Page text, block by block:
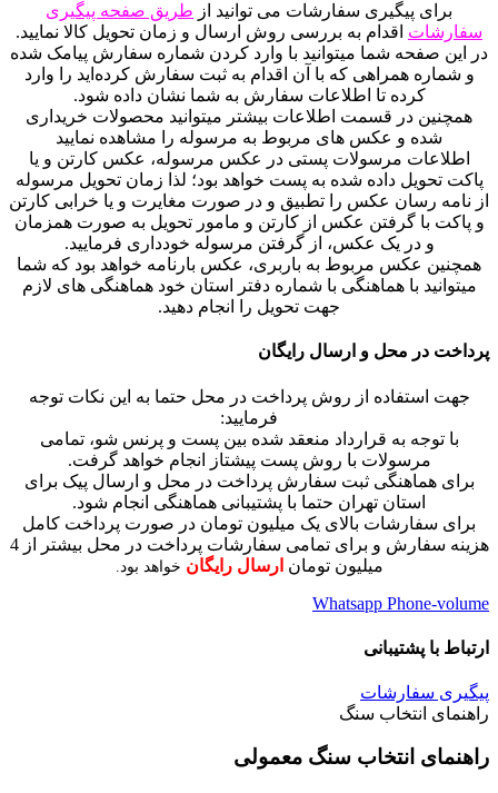
برای پیگیری سفارشات می توانید از طریق صفحه پیگیری
سفارشات اقدام به بررسی روش ارسال و زمان تحویل کالا نمایید.
در این صفحه شما میتوانید با وارد کردن شماره سفارش پیامک شده
و شماره همراهی که با آن اقدام به ثبت سفارش کرده‌اید را وارد
کرده تا اطلاعات سفارش به شما نشان داده شود.
همچنین در قسمت اطلاعات بیشتر میتوانید محصولات خریداری
شده و عکس های مربوط به مرسوله را مشاهده نمایید
اطلاعات مرسولات پستی در عکس مرسوله، عکس کارتن و یا
پاکت تحویل داده شده به پست خواهد بود؛ لذا زمان تحویل مرسوله
از نامه رسان عکس را تطبیق و در صورت مغایرت و یا خرابی کارتن
و پاکت با گرفتن عکس از کارتن و مامور تحویل به صورت همزمان
و در یک عکس، از گرفتن مرسوله خودداری فرمایید.
همچنین عکس مربوط به باربری، عکس بارنامه خواهد بود که شما
میتوانید با هماهنگی با شماره دفتر استان خود هماهنگی های لازم
جهت تحویل را انجام دهید.
پرداخت در محل و ارسال رایگان
جهت استفاده از روش پرداخت در محل حتما به این نکات توجه
فرمایید:
با توجه به قرارداد منعقد شده بین پست و پرنس شو، تمامی
مرسولات با روش پست پیشتاز انجام خواهد گرفت.
برای هماهنگی ثبت سفارش پرداخت در محل و ارسال پیک برای
استان تهران حتما با پشتیبانی هماهنگی انجام شود.
برای سفارشات بالای یک میلیون تومان در صورت پرداخت کامل
هزینه سفارش و برای تمامی سفارشات پرداخت در محل بیشتر از 4
میلیون تومان ارسال رایگان خواهد بود.
Whatsapp Phone-volume
ارتباط با پشتیبانی
پیگیری سفارشات
راهنمای انتخاب سنگ
راهنمای انتخاب سنگ معمولی